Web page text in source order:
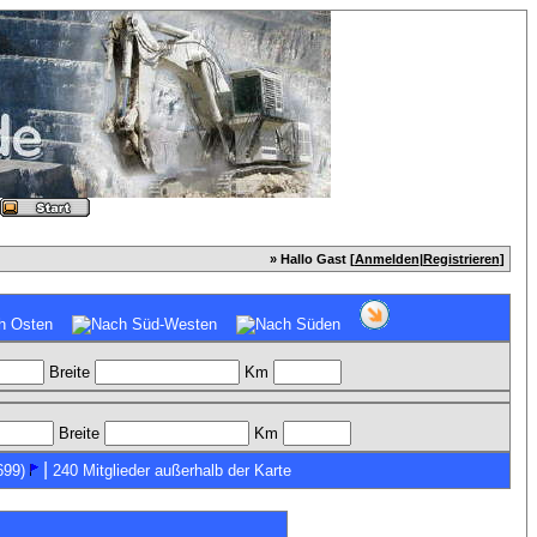
» Hallo Gast [Anmelden|Registrieren]
Breite Km
Breite Km
240 Mitglieder außerhalb der Karte